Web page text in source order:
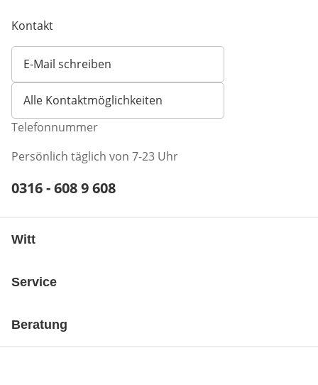
Kontakt
E-Mail schreiben
Öffnet E-Mail-Client
Alle Kontaktmöglichkeiten
Telefonnummer
Persönlich täglich von 7-23 Uhr
Telefonnummer:
0316 - 608 9 608
Witt
Service
Beratung